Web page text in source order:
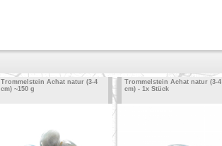
Trommelstein Achat natur (3-4
cm) ~150 g
Trommelstein Achat natur (3-4
cm) - 1x Stück